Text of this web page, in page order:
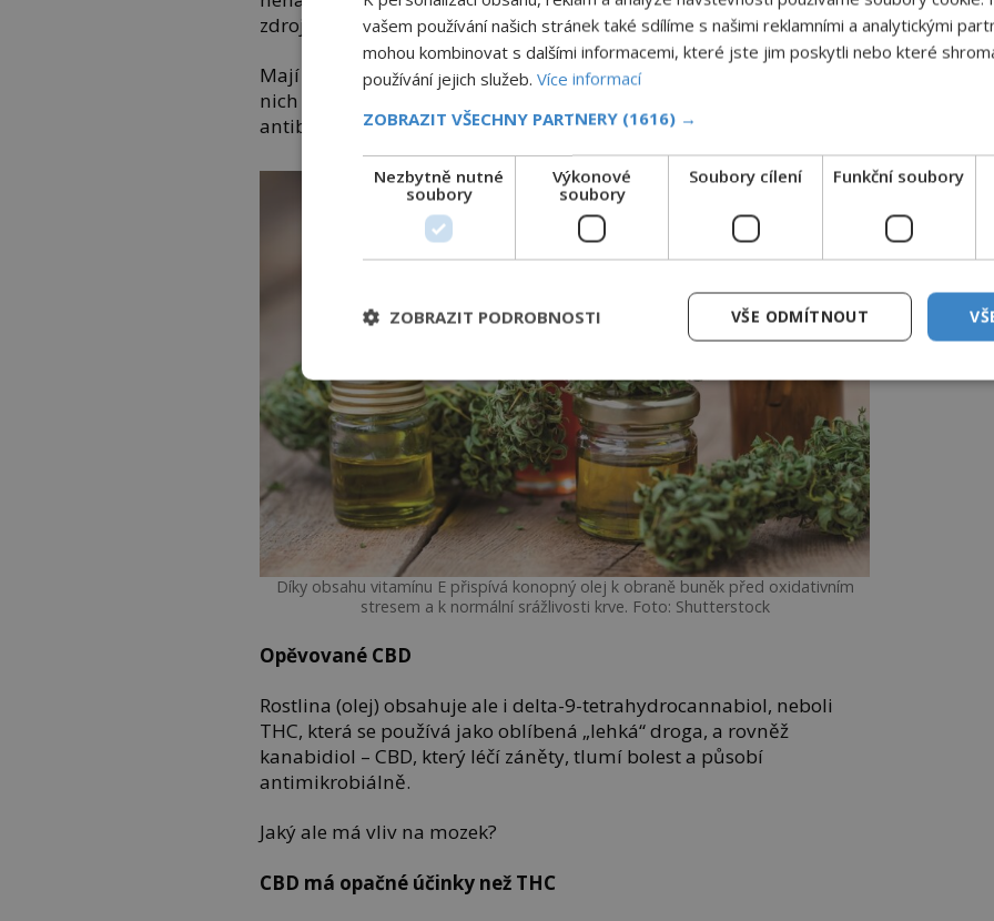
zdrojem bílkovin a dobře stravitelných esenciálních aminokyselin.
Mají také řadu vitamínů, například A, B1, B2, B6, C E. Najdeme v
nich také minerální látky a kyselinu cannabidiolovou, jež má silný
antibakteriální účinek.
Díky obsahu vitamínu E přispívá konopný olej k obraně buněk před oxidativním
stresem a k normální srážlivosti krve. Foto: Shutterstock
Opěvované CBD
Rostlina (olej) obsahuje ale i delta-9-tetrahydrocannabiol, neboli
THC, která se používá jako oblíbená „lehká“ droga, a rovněž
kanabidiol – CBD, který léčí záněty, tlumí bolest a působí
antimikrobiálně.
Jaký ale má vliv na mozek?
CBD má opačné účinky než THC
vašem používání našich stránek také sdílíme s našimi reklamními a analytickými
mohou kombinovat s dalšími informacemi, které jste jim poskytli nebo které
používání jejich služeb. Více informací
ZOBRAZIT VŠECHNY PARTNERY (1616) →
Nezbytně nutné
soubory
Výkonové
soubory
Soubory cílení Funkční soubory
VŠE ODMÍTNOUT
ZOBRAZIT PODROBNOSTI